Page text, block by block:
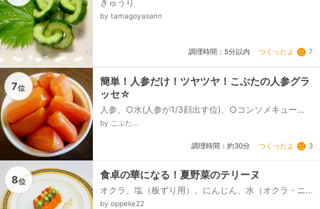
きゅうり
by tamagoyasann
調理時間：5分以内 つくったよ 7
7位
簡単！人参だけ！ツヤツヤ！こぶたの人参グラ
ッセ☆
人参、○水(人参が1/3顔出す位)、○コンソメキュー
ブ、○砂糖、バターお好みで
by こぶた...
調理時間：約30分 つくったよ 3
8位
食卓の華になる！夏野菜のテリーヌ
オクラ、塩（板ずり用）、にんじん、水（オクラ・ニ
ンジン茹で用）、塩（オクラ・ニンジン茹で用）、パ
by oppeke22